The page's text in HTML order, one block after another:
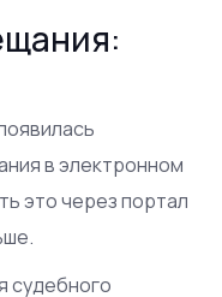
в электронном
это через портал
судебного